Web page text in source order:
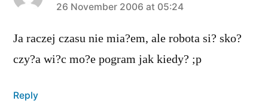
says:
26 November 2006 at 05:24
Ja raczej czasu nie mia?em, ale robota si? sko?
czy?a wi?c mo?e pogram jak kiedy? ;p
Reply